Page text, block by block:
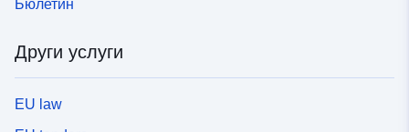
Бюлетин
Други услуги
EU law